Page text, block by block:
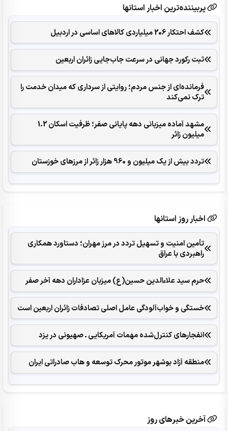
پربیننده‌ترین اخبار استانها
کشف احتکار 206 میلیاردی کالاهای اساسی در اردبیل
ثبت رکورد جهانی در سرعت جاب‌جایی زائران اربعین
فرمانده‌ای از جنس مردم؛ روایتی از سرداری که میدان خدمت را
ترک نمی‌کند
مشهد آماده میزبانی دهه پایانی صفر؛ ظرفیت اسکان 1.2
میلیون زائر
تردد بیش از یک میلیون و 960 هزار زائر از مرزهای خوزستان
اخبار روز استانها
تأمین امنیت و تسهیل تردد در مرز مهران؛ دستاورد همکاری‌
راهبردی با عراق
حرم سید علاءالدین حسین(ع) میزبان عزاداران دهه آخر صفر
خستگی و خواب‌آلودگی عامل اصلی تصادفات زائران اربعین است
انفجارهای ‌کنترل‌شده ‌مهمات آمریکایی ـ صهیونی در یزد
منطقه آزاد بوشهر موتور محرک توسعه و هاب صادراتی ایران
آخرین خبرهای روز